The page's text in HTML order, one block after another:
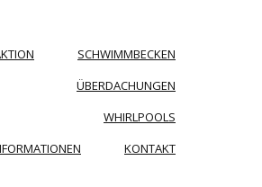
SCHWIMMBECKEN
ÜBERDACHUNGEN
WHIRLPOOLS
KONTAKT